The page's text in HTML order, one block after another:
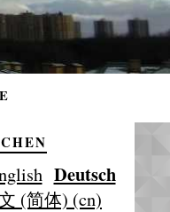
Deutsch
(简体) (cn)